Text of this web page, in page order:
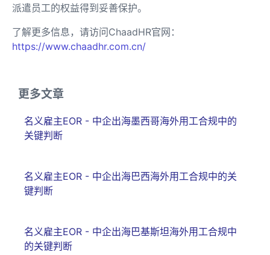
派遣员工的权益得到妥善保护。
了解更多信息，请访问ChaadHR官网：
https://www.chaadhr.com.cn/
更多文章
名义雇主EOR - 中企出海墨西哥海外用工合规中的
关键判断
名义雇主EOR - 中企出海巴西海外用工合规中的关
键判断
名义雇主EOR - 中企出海巴基斯坦海外用工合规中
的关键判断